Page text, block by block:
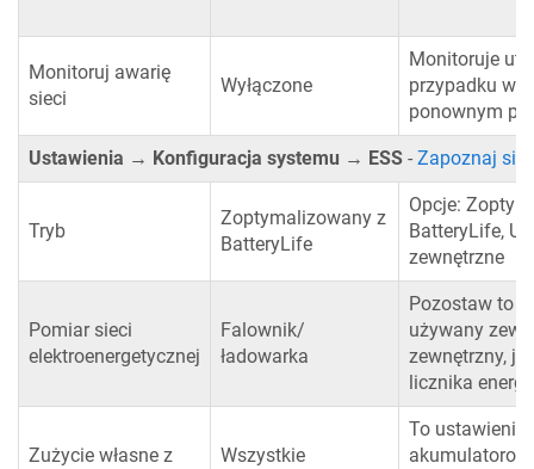
Monitoruj awarię
sieci
Wyłączone
Monitoruje
przypadku
ponownym
Ustawienia → Konfiguracja systemu → ESS - Zapoznaj się
Tryb
Zoptymalizowany z
BatteryLife
Opcje:
BatteryLife,
zewnętrzne
Pomiar sieci
elektroenergetycznej
Falownik/
ładowarka
Pozostaw to
używany
zewnętrzny,
licznika
Zużycie własne z
Wszystkie
To ustawienie